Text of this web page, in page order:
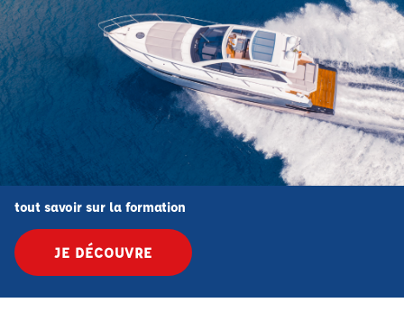
tout savoir sur la formation
JE DÉCOUVRE